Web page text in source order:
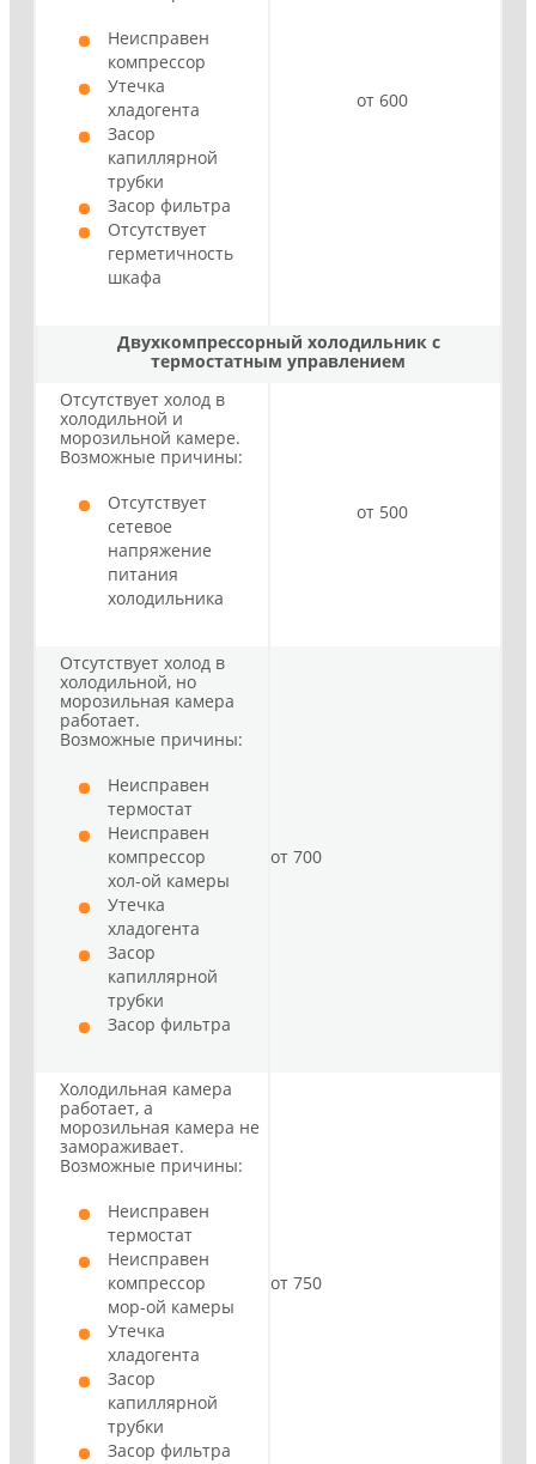
Неисправен
компрессор
Утечка
хладогента
Засор
капиллярной
трубки
Засор фильтра
Отсутствует
герметичность
шкафа
от 600
Двухкомпрессорный холодильник с
термостатным управлением
Отсутствует холод в
холодильной и
морозильной камере.
Возможные причины:
Отсутствует
сетевое
напряжение
питания
холодильника
от 500
Отсутствует холод в
холодильной, но
морозильная камера
работает.
Возможные причины:
Неисправен
термостат
Неисправен
компрессор
хол-ой камеры
Утечка
хладогента
Засор
капиллярной
трубки
Засор фильтра
от 700
Холодильная камера
работает, а
морозильная камера не
замораживает.
Возможные причины:
Неисправен
термостат
Неисправен
компрессор
мор-ой камеры
Утечка
хладогента
Засор
капиллярной
трубки
Засор фильтра
от 750